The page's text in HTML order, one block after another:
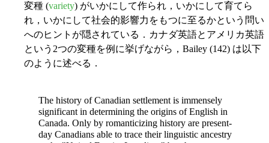
変種 (variety) がいかにして作られ，いかにして育てら
れ，いかにして社会的影響力をもつに至るかという問い
へのヒントが隠されている．カナダ英語とアメリカ英語
という2つの変種を例に挙げながら，Bailey (142) は以下
のように述べる．
The history of Canadian settlement is immensely
significant in determining the origins of English in
Canada. Only by romanticizing history are present-
day Canadians able to trace their linguistic ancestry